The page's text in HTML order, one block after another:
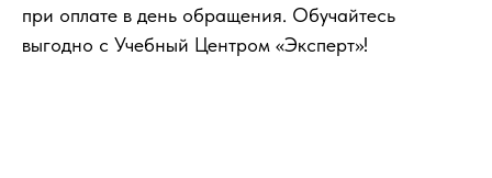
при оплате в день обращения. Обучайтесь
выгодно с Учебный Центром «Эксперт»!